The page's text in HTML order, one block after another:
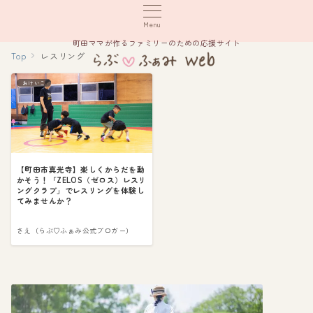
Menu
町田ママが作るファミリーのための応援サイト
Top レスリング
おけいこ
【町田市真光寺】楽しくからだを動
かそう！「ZELOS（ゼロス）レスリ
ングクラブ」でレスリングを体験し
てみませんか？
さえ（らぶ♡ふぁみ公式ブロガー）